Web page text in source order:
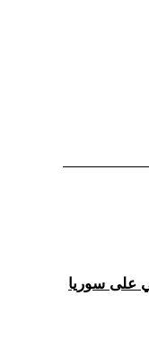
على سوريا